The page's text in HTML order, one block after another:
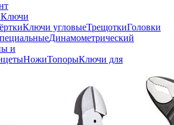
Ключи
Ключи угловыеТрещоткиГоловки
Динамометрический
и
НожиТопорыКлючи для